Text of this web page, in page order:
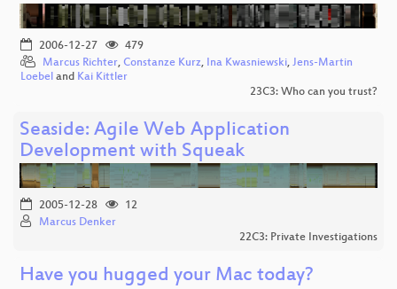
2006-12-27
479
Marcus Richter, Constanze Kurz, Ina Kwasniewski, Jens-Martin
Loebel and Kai Kittler
23C3: Who can you trust?
Seaside: Agile Web Application
Development with Squeak
2005-12-28
12
Marcus Denker
22C3: Private Investigations
Have you hugged your Mac today?